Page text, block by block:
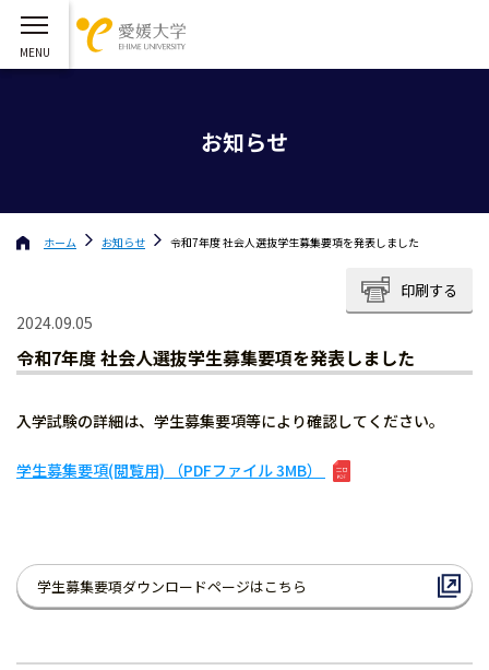
お知らせ
ホーム お知らせ 令和7年度 社会人選抜学生募集要項を発表しました
印刷する
2024.09.05
令和7年度 社会人選抜学生募集要項を発表しました
入学試験の詳細は、学生募集要項等により確認してください。
学生募集要項(閲覧用) （PDFファイル 3MB）
学生募集要項ダウンロードページはこちら